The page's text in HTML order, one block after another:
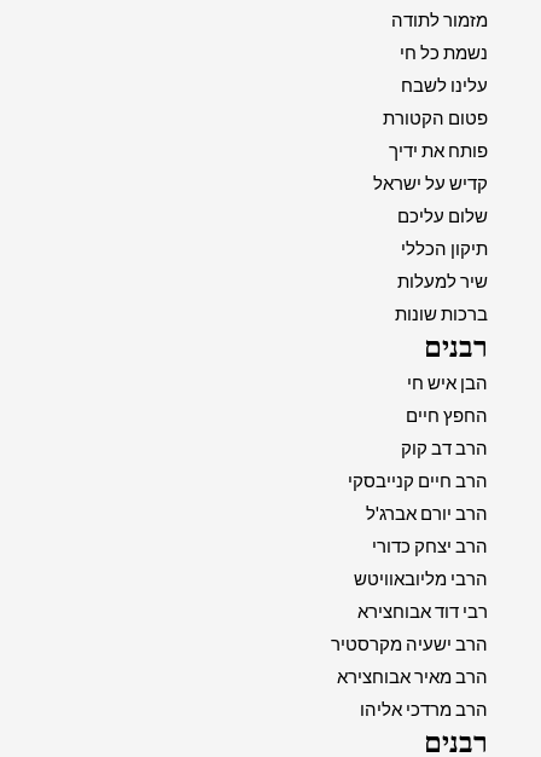
מזמור לתודה
נשמת כל חי
עלינו לשבח
פטום הקטורת
פותח את ידיך
קדיש על ישראל
שלום עליכם
תיקון הכללי
שיר למעלות
ברכות שונות
רבנים
הבן איש חי
החפץ חיים
הרב דב קוק
הרב חיים קנייבסקי
הרב יורם אברג'ל
הרב יצחק כדורי
הרבי מליובאוויטש
רבי דוד אבוחצירא
הרב ישעיה מקרסטיר
הרב מאיר אבוחצירא
הרב מרדכי אליהו
רבנים